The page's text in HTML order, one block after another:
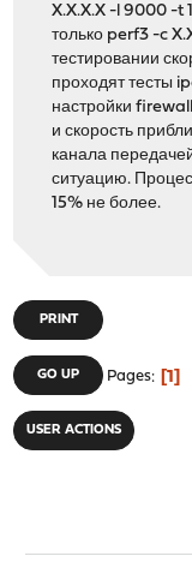
X.X.X.X -l 9000 -t
только perf3 -c
тестировании
проходят тесты
настройки
и скорость
канала
ситуацию.
15% не более.
PRINT
GO UP Pages 1
USER ACTIONS